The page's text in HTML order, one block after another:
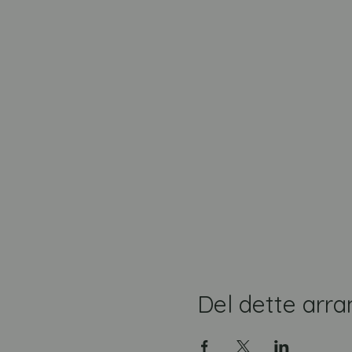
Del dette